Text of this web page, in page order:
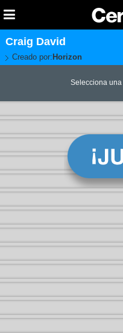
Craig David
Creado por: Horizon
Selecciona